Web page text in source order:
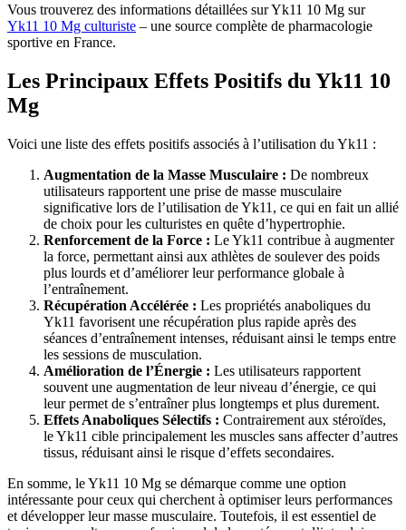
Vous trouverez des informations détaillées sur Yk11 10 Mg sur
Yk11 10 Mg culturiste – une source complète de pharmacologie
sportive en France.
Les Principaux Effets Positifs du Yk11 10
Mg
Voici une liste des effets positifs associés à l’utilisation du Yk11 :
Augmentation de la Masse Musculaire : De nombreux
utilisateurs rapportent une prise de masse musculaire
significative lors de l’utilisation de Yk11, ce qui en fait un allié
de choix pour les culturistes en quête d’hypertrophie.
Renforcement de la Force : Le Yk11 contribue à augmenter
la force, permettant ainsi aux athlètes de soulever des poids
plus lourds et d’améliorer leur performance globale à
l’entraînement.
Récupération Accélérée : Les propriétés anaboliques du
Yk11 favorisent une récupération plus rapide après des
séances d’entraînement intenses, réduisant ainsi le temps entre
les sessions de musculation.
Amélioration de l’Énergie : Les utilisateurs rapportent
souvent une augmentation de leur niveau d’énergie, ce qui
leur permet de s’entraîner plus longtemps et plus durement.
Effets Anaboliques Sélectifs : Contrairement aux stéroïdes,
le Yk11 cible principalement les muscles sans affecter d’autres
tissus, réduisant ainsi le risque d’effets secondaires.
En somme, le Yk11 10 Mg se démarque comme une option
intéressante pour ceux qui cherchent à optimiser leurs performances
et développer leur masse musculaire. Toutefois, il est essentiel de